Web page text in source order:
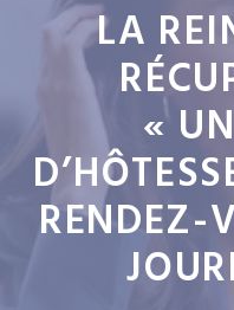
LA
«
RENDEZ-